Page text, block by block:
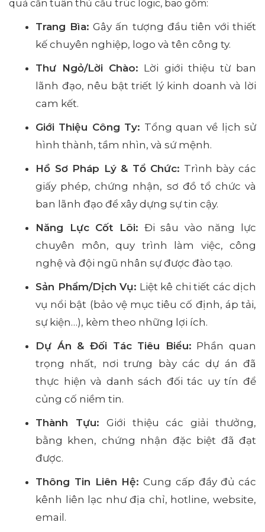
quả cần tuân thủ cấu trúc logic, bao gồm:
Trang Bìa: Gây ấn tượng đầu tiên với thiết
kế chuyên nghiệp, logo và tên công ty.
Thư Ngỏ/Lời Chào: Lời giới thiệu từ ban
lãnh đạo, nêu bật triết lý kinh doanh và lời
cam kết.
Giới Thiệu Công Ty: Tổng quan về lịch sử
hình thành, tầm nhìn, và sứ mệnh.
Hồ Sơ Pháp Lý & Tổ Chức: Trình bày các
giấy phép, chứng nhận, sơ đồ tổ chức và
ban lãnh đạo để xây dựng sự tin cậy.
Năng Lực Cốt Lõi: Đi sâu vào năng lực
chuyên môn, quy trình làm việc, công
nghệ và đội ngũ nhân sự được đào tạo.
Sản Phẩm/Dịch Vụ: Liệt kê chi tiết các dịch
vụ nổi bật (bảo vệ mục tiêu cố định, áp tải,
sự kiện…), kèm theo những lợi ích.
Dự Án & Đối Tác Tiêu Biểu: Phần quan
trọng nhất, nơi trưng bày các dự án đã
thực hiện và danh sách đối tác uy tín để
củng cố niềm tin.
Thành Tựu: Giới thiệu các giải thưởng,
bằng khen, chứng nhận đặc biệt đã đạt
được.
Thông Tin Liên Hệ: Cung cấp đầy đủ các
kênh liên lạc như địa chỉ, hotline, website,
email.